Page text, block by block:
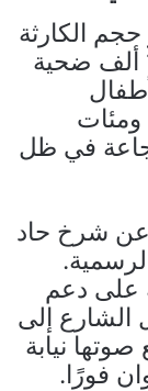
الكارثة
المتواصلة في غزة، أكثر من 187 ألف ضحية
ومئات
في ظل
عن شرخ حاد
على دعم
الشارع إلى
نيابة
فورًا.